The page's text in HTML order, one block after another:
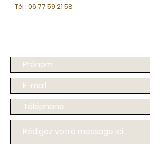
Tél : 06 77 59 21 58